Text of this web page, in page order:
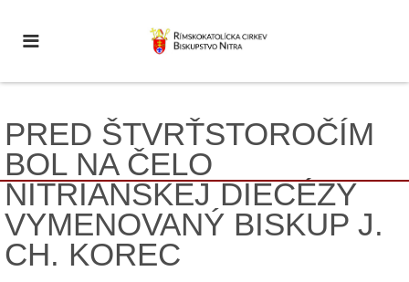
PRED ŠTVRŤSTOROČÍM
BOL NA ČELO
NITRIANSKEJ DIECÉZY
VYMENOVANÝ BISKUP J.
CH. KOREC